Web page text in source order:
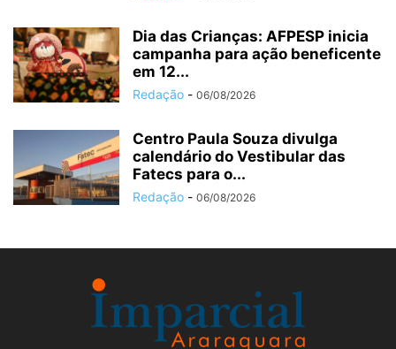
Dia das Crianças: AFPESP inicia
campanha para ação beneficente
em 12...
Redação - 06/08/2026
Centro Paula Souza divulga
calendário do Vestibular das
Fatecs para o...
Redação - 06/08/2026